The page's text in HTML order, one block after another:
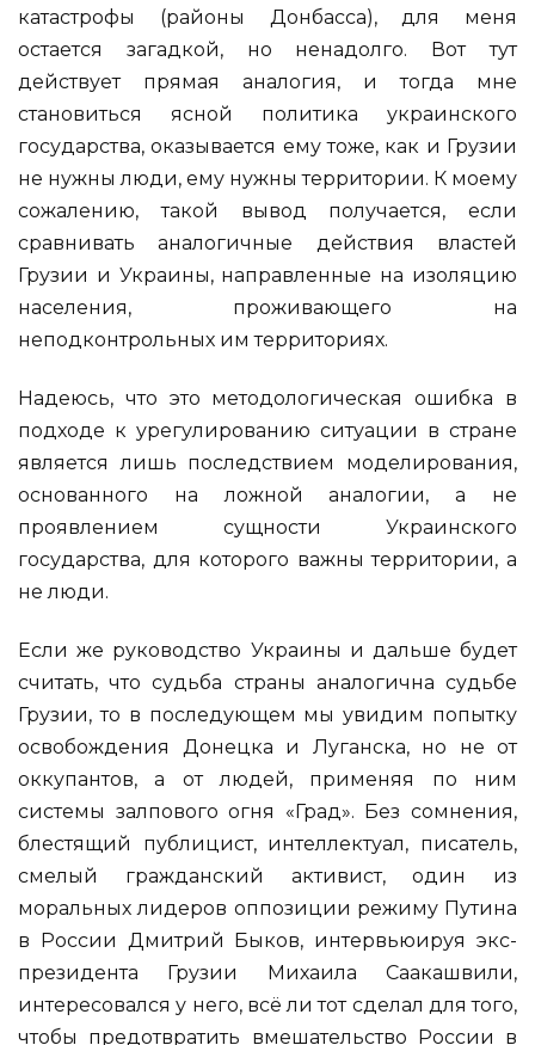
катастрофы (районы Донбасса), для меня
остается загадкой, но ненадолго. Вот тут
действует прямая аналогия, и тогда мне
становиться ясной политика украинского
государства, оказывается ему тоже, как и Грузии
не нужны люди, ему нужны территории. К моему
сожалению, такой вывод получается, если
сравнивать аналогичные действия властей
Грузии и Украины, направленные на изоляцию
населения, проживающего на
неподконтрольных им территориях.
Надеюсь, что это методологическая ошибка в
подходе к урегулированию ситуации в стране
является лишь последствием моделирования,
основанного на ложной аналогии, а не
проявлением сущности Украинского
государства, для которого важны территории, а
не люди.
Если же руководство Украины и дальше будет
считать, что судьба страны аналогична судьбе
Грузии, то в последующем мы увидим попытку
освобождения Донецка и Луганска, но не от
оккупантов, а от людей, применяя по ним
системы залпового огня «Град». Без сомнения,
блестящий публицист, интеллектуал, писатель,
смелый гражданский активист, один из
моральных лидеров оппозиции режиму Путина
в России Дмитрий Быков, интервьюируя экс-
президента Грузии Михаила Саакашвили,
интересовался у него, всё ли тот сделал для того,
чтобы предотвратить вмешательство России в